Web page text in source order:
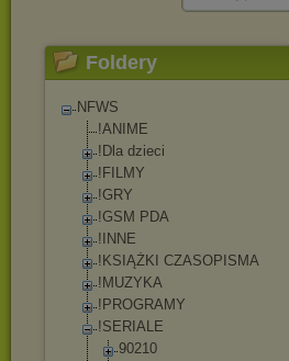
Foldery
NFWS
!ANIME
!Dla dzieci
!FILMY
!GRY
!GSM PDA
!INNE
!KSIĄŻKI CZASOPISMA
!MUZYKA
!PROGRAMY
!SERIALE
90210